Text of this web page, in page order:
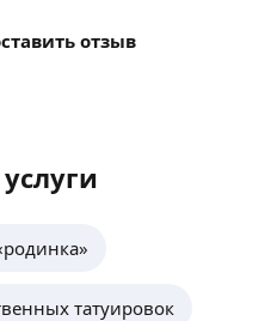
отзыв
татуировок